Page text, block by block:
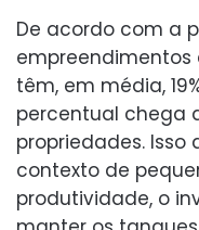
De acordo com a
empreendimentos
têm, em média,
percentual chega
propriedades.
contexto de
produtividade, o